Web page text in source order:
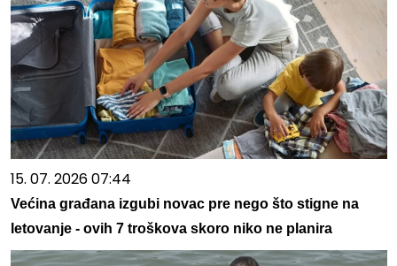
15. 07. 2026 07:44
Većina građana izgubi novac pre nego što stigne na
letovanje - ovih 7 troškova skoro niko ne planira